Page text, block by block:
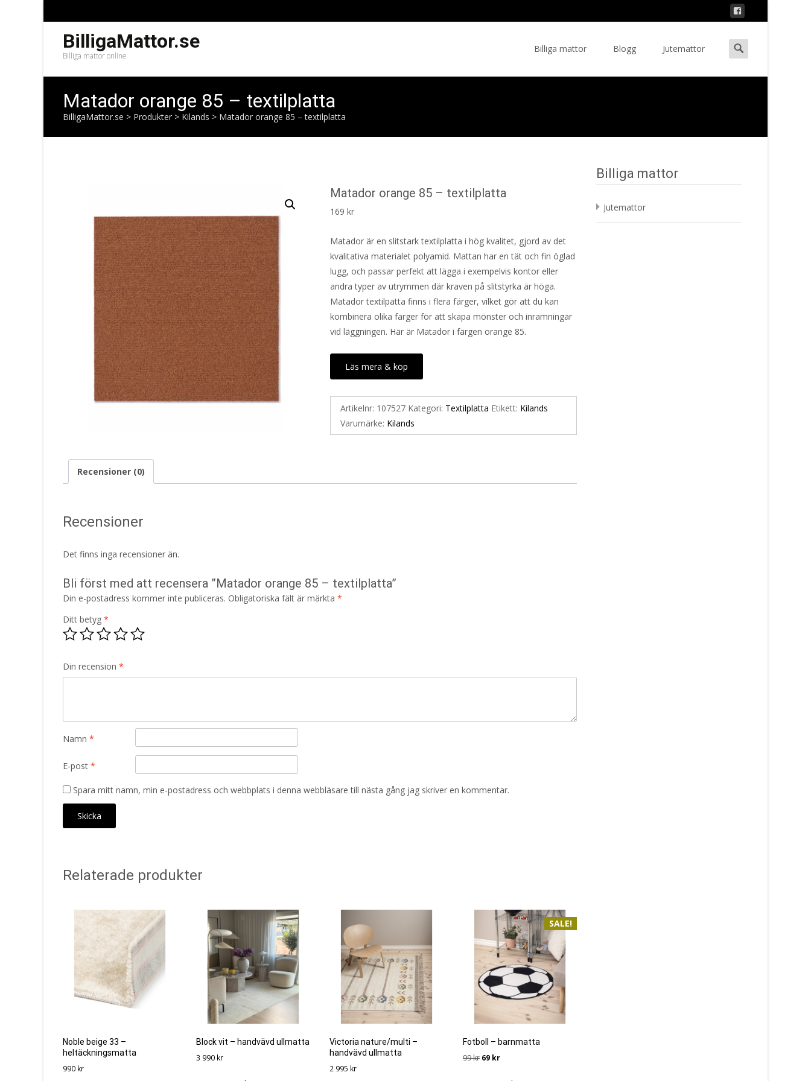
BilligaMattor.se
Billiga mattor online
Billiga mattor Blogg Jutemattor
Search
for:
Matador orange 85 – textilplatta
BilligaMattor.se > Produkter > Kilands > Matador orange 85 – textilplatta
Matador orange 85 – textilplatta
169kr
Matador är en slitstark textilplatta i hög kvalitet, gjord av det
kvalitativa materialet polyamid. Mattan har en tät och fin öglad
lugg, och passar perfekt att lägga i exempelvis kontor eller
andra typer av utrymmen där kraven på slitstyrka är höga.
Matador textilpatta finns i flera färger, vilket gör att du kan
kombinera olika färger för att skapa mönster och inramningar
vid läggningen. Här är Matador i färgen orange 85.
Läs mera & köp
Artikelnr: 107527 Kategori: Textilplatta Etikett: Kilands
Varumärke: Kilands
Recensioner (0)
Recensioner
Det finns inga recensioner än.
Bli först med att recensera ”Matador orange 85 – textilplatta”
Din e-postadress kommer inte publiceras. Obligatoriska fält är märkta *
Ditt betyg *
Din recension *
Namn *
E-post *
Spara mitt namn, min e-postadress och webbplats i denna webbläsare till nästa gång jag skriver en kommentar.
Relaterade produkter
Noble beige 33 –
heltäckningsmatta
990 kr
Block vit – handvävd ullmatta
3 990 kr
Victoria nature/multi –
handvävd ullmatta
2 995 kr
SALE!
Fotboll – barnmatta
99kr Det
69 krDet
Billiga mattor
Jutemattor